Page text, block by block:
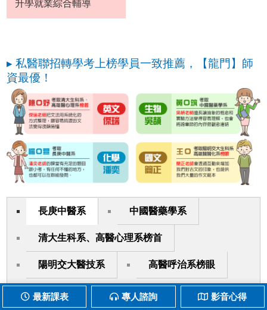
最新課表 專人諮詢 影音心得
升學就業綜合輔導
▸ 私醫聯招轉學考上榜學員一致推薦，【龍門】師
資最優！
長庚中醫系 中國醫藥學系
清大生科系、高醫心理系榜首
陽明交大醫技系 高醫呼治系榜眼
中山醫職治系榜首